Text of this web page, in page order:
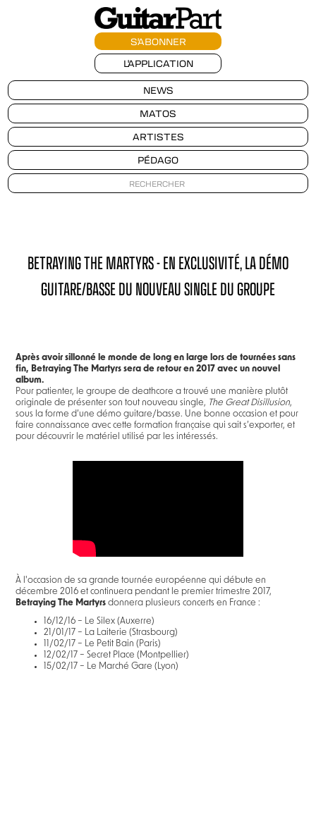
S'ABONNER
L'APPLICATION
NEWS
MATOS
ARTISTES
PÉDAGO
BETRAYING THE MARTYRS - EN EXCLUSIVITÉ, LA DÉMO
GUITARE/BASSE DU NOUVEAU SINGLE DU GROUPE
Après avoir sillonné le monde de long en large lors de tournées sans
fin, Betraying The Martyrs sera de retour en 2017 avec un nouvel
album.
Pour patienter, le groupe de deathcore a trouvé une manière plutôt
originale de présenter son tout nouveau single, The Great Disillusion,
sous la forme d’une démo guitare/basse. Une bonne occasion et pour
faire connaissance avec cette formation française qui sait s’exporter, et
pour découvrir le matériel utilisé par les intéressés.
À l'occasion de sa grande tournée européenne qui débute en
décembre 2016 et continuera pendant le premier trimestre 2017,
Betraying The Martyrs donnera plusieurs concerts en France :
16/12/16 – Le Silex (Auxerre)
21/01/17 – La Laiterie (Strasbourg)
11/02/17 – Le Petit Bain (Paris)
12/02/17 – Secret Place (Montpellier)
15/02/17 – Le Marché Gare (Lyon)